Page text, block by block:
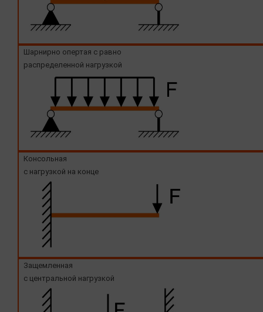
Шарнирно опертая с равно
распределенной нагрузкой
Консольная
с нагрузкой на конце
Защемленная
с центральной нагрузкой